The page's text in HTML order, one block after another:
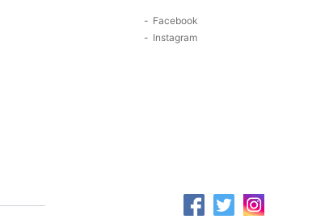
Facebook
Instagram